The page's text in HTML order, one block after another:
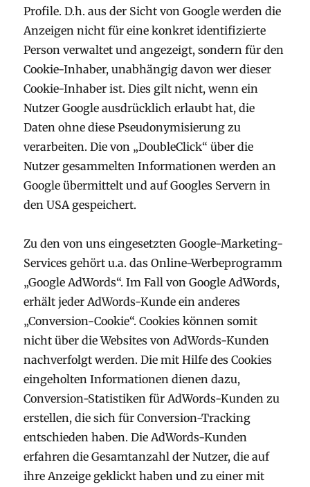
Profile. D.h. aus der Sicht von Google werden die
Anzeigen nicht für eine konkret identifizierte
Person verwaltet und angezeigt, sondern für den
Cookie-Inhaber, unabhängig davon wer dieser
Cookie-Inhaber ist. Dies gilt nicht, wenn ein
Nutzer Google ausdrücklich erlaubt hat, die
Daten ohne diese Pseudonymisierung zu
verarbeiten. Die von „DoubleClick“ über die
Nutzer gesammelten Informationen werden an
Google übermittelt und auf Googles Servern in
den USA gespeichert.
Zu den von uns eingesetzten Google-Marketing-
Services gehört u.a. das Online-Werbeprogramm
„Google AdWords“. Im Fall von Google AdWords,
erhält jeder AdWords-Kunde ein anderes
„Conversion-Cookie“. Cookies können somit
nicht über die Websites von AdWords-Kunden
nachverfolgt werden. Die mit Hilfe des Cookies
eingeholten Informationen dienen dazu,
Conversion-Statistiken für AdWords-Kunden zu
erstellen, die sich für Conversion-Tracking
entschieden haben. Die AdWords-Kunden
erfahren die Gesamtanzahl der Nutzer, die auf
ihre Anzeige geklickt haben und zu einer mit